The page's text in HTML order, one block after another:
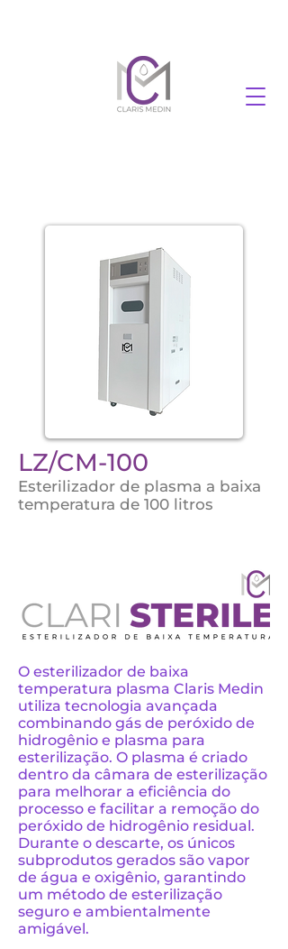
LZ/CM-100
Esterilizador de plasma a baixa
temperatura de 100 litros
O esterilizador de baixa
temperatura plasma Claris Medin
utiliza tecnologia avançada
combinando gás de peróxido de
hidrogênio e plasma para
esterilização. O plasma é criado
dentro da câmara de esterilização
para melhorar a eficiência do
processo e facilitar a remoção do
peróxido de hidrogênio residual.
Durante o descarte, os únicos
subprodutos gerados são vapor
de água e oxigênio, garantindo
um método de esterilização
seguro e ambientalmente
amigável.